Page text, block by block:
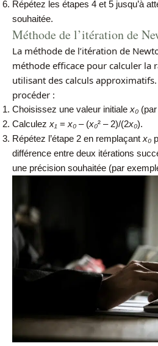
Répétez les étapes 4 et 5 jusqu’à
souhaitée.
Méthode de l’itération de
La méthode de l’itération de
méthode efficace pour calculer la
utilisant des calculs
procéder :
Choisissez une valeur initiale x₀
Calculez x₁ = x₀ – (x₀² – 2)/(2x₀).
Répétez l’étape 2 en remplaçant x₀
différence entre deux itérations
une précision souhaitée (par